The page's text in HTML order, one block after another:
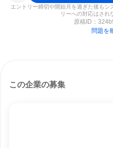
エントリー締切や開始月を過ぎた後もシ
リーへの対応はされ
原稿ID：
問題を
この企業の募集